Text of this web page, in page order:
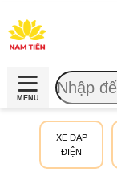
MENU
XE ĐẠP
ĐIỆN